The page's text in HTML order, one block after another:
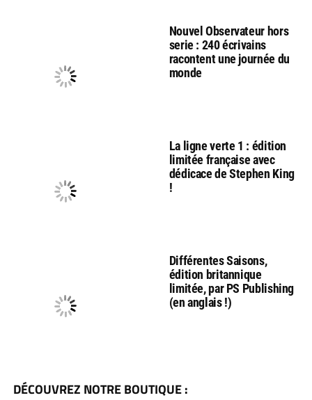
Nouvel Observateur hors
serie : 240 écrivains
racontent une journée du
monde
La ligne verte 1 : édition
limitée française avec
dédicace de Stephen King
!
Différentes Saisons,
édition britannique
limitée, par PS Publishing
(en anglais !)
DÉCOUVREZ NOTRE BOUTIQUE :